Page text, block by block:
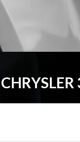
skönhet gör din
Annelie som blir